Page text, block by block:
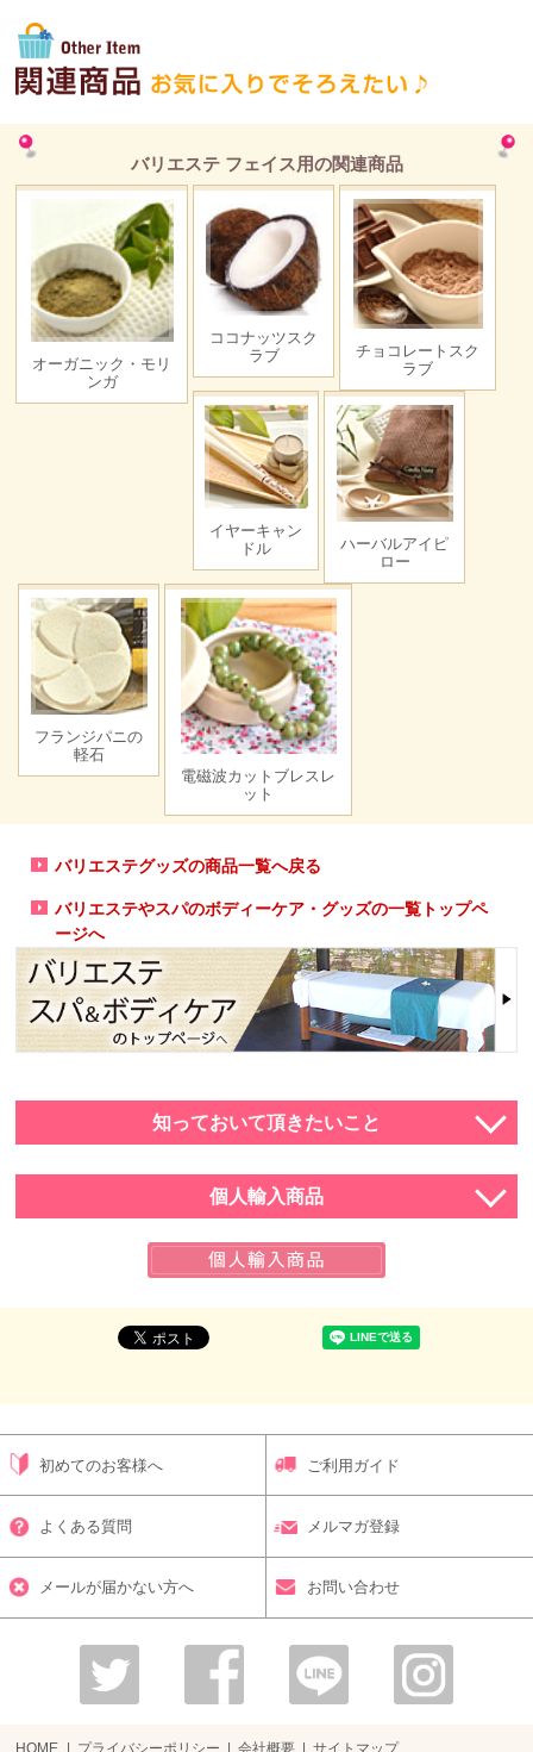
バリエステ フェイス用の関連商品
オーガニック・モリ
ンガ
ココナッツスク
ラブ
チョコレートスク
ラブ
イヤーキャン
ドル
ハーバルアイピ
ロー
フランジパニの
軽石
電磁波カットブレスレ
ット
バリエステグッズの商品一覧へ戻る
バリエステやスパのボディーケア・グッズの一覧トップペ
ージへ
知っておいて頂きたいこと
個人輸入商品
初めてのお客様へ ご利用ガイド
よくある質問 メルマガ登録
メールが届かない方へ お問い合わせ
HOME プライバシーポリシー 会社概要 サイトマップ